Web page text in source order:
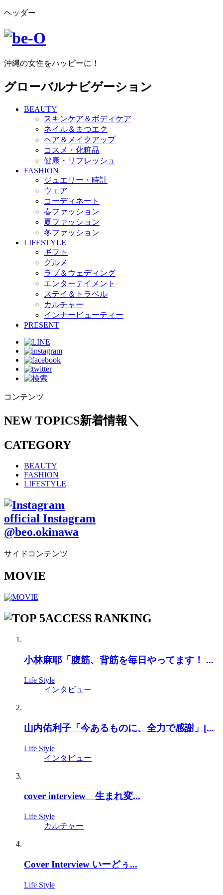
ヘッダー
沖縄の女性をハッピーに！
グローバルナビゲーション
BEAUTY
スキンケア＆ボディケア
ネイル＆まつエク
ヘア＆メイクアップ
コスメ・化粧品
健康・リフレッシュ
FASHION
ジュエリー・時計
ウェア
コーディネート
春ファッション
夏ファッション
冬ファッション
LIFESTYLE
ギフト
グルメ
ラブ＆ウェディング
エンターテイメント
ステイ＆トラベル
カルチャー
インナービューティー
PRESENT
コンテンツ
NEW TOPICS新着情報＼
CATEGORY
BEAUTY
FASHION
LIFESTYLE
official Instagram
@beo.okinawa
サイドコンテンツ
MOVIE
ACCESS RANKING
小林麻耶「腹筋、背筋を毎日やってます！ ...
Life Style
インタビュー
山内佑利子「今あるものに、全力で感謝」[...
Life Style
インタビュー
cover interview 生まれ変...
Life Style
カルチャー
Cover Interview いーどぅ...
Life Style